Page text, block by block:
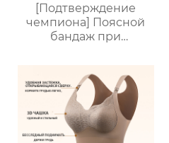
[Подтверждение
чемпиона] Поясной
бандаж при
позвоночника, болях в
поясничном отделе и
поясничном поясе
для мужчин и
женщин.